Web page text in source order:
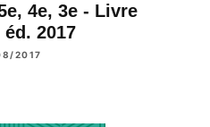
4e, 3e - Livre
2017
2017